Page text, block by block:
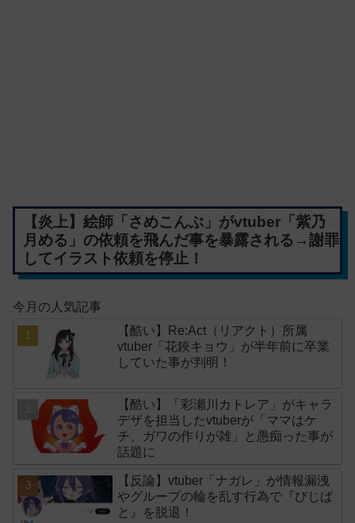
【炎上】絵師「さめこんぶ」がvtuber「紫乃
月める」の依頼を飛んだ事を暴露される→謝罪
してイラスト依頼を停止！
今月の人気記事
【酷い】Re:Act（リアクト）所属
vtuber「花鋏キョウ」が半年前に卒業
していた事が判明！
【酷い】「彩瀬川カトレア」がキャラ
デザを担当したvtuberが「ママはケ
チ、ガワの作りが雑」と愚痴った事が
話題に
【反論】vtuber「ナガレ」が情報漏洩
やグループの輪を乱す行為で『びじぱ
と』を脱退！